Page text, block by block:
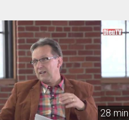
28 min